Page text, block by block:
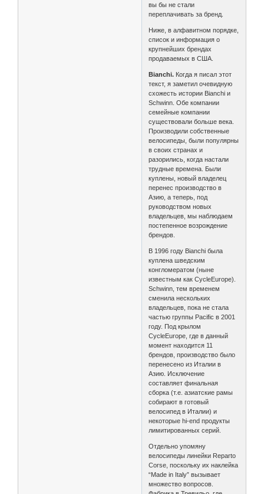
вы бы не стали
переплачивать за бренд.
Ниже, в алфавитном порядке,
список и информация о
крупнейших брендах
продаваемых в США.
Bianchi. Когда я писал этот
текст, я заметил очевидную
схожесть истории Bianchi и
Schwinn. Обе компании
семейные компании
существовали больше века.
Производили собственные
велосипеды, были популярны
в своих странах и
разорились, когда настали
трудные времена. Были
куплены, новый владелец
перенес производство в
Азию, а теперь, под
руководством новых
владельцев, мы наблюдаем
постепенное возрождение
брендов.
В 1996 году Bianchi была
куплена шведским
конгломератом (ныне
известным как CycleEurope).
Schwinn, тем временем
сменила нескольких
владельцев, пока не стала
частью группы Pacific в 2001
году. Под крылом
CycleEurope, где в данный
момент находится 11
брендов, производство было
перенесено из Италии в
Азию. Исключение
составляет финальная
сборка (т.е. азиатские рамы
собирают в готовый
велосипед в Италии) и
некоторые hi-end продукты
лимитированных серий.
Отдельно упомяну
велосипеды линейки Reparto
Corse, поскольку их наклейка
“Made in Italy” вызывает
множество вопросов.